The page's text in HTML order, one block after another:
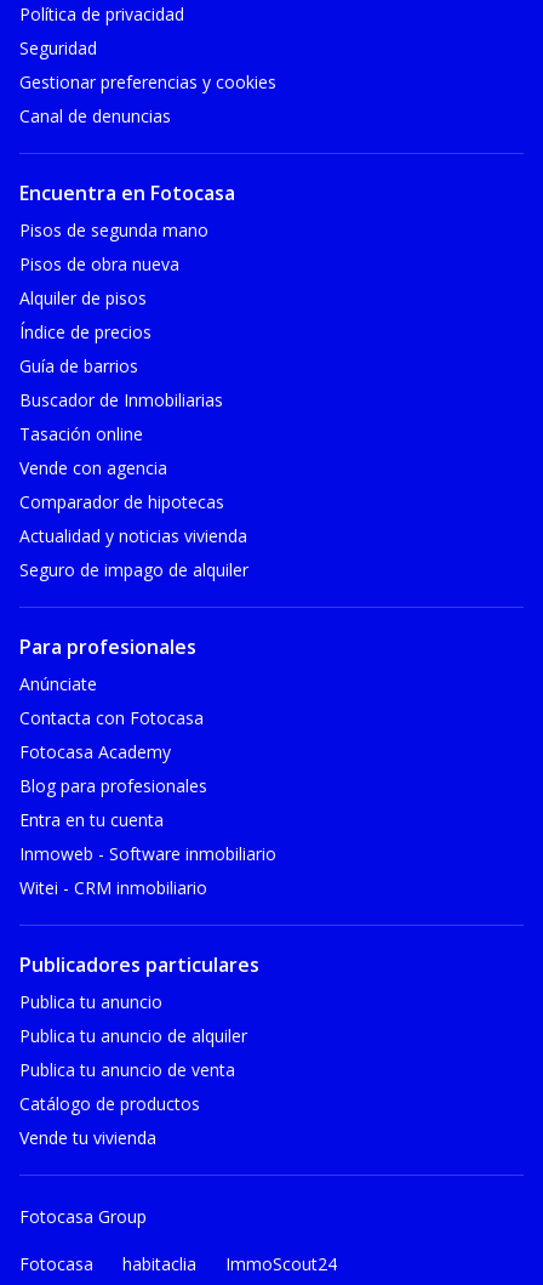
Política de privacidad
Seguridad
Gestionar preferencias y cookies
Canal de denuncias
Encuentra en Fotocasa
Pisos de segunda mano
Pisos de obra nueva
Alquiler de pisos
Índice de precios
Guía de barrios
Buscador de Inmobiliarias
Tasación online
Vende con agencia
Comparador de hipotecas
Actualidad y noticias vivienda
Seguro de impago de alquiler
Para profesionales
Anúnciate
Contacta con Fotocasa
Fotocasa Academy
Blog para profesionales
Entra en tu cuenta
Inmoweb - Software inmobiliario
Witei - CRM inmobiliario
Publicadores particulares
Publica tu anuncio
Publica tu anuncio de alquiler
Publica tu anuncio de venta
Catálogo de productos
Vende tu vivienda
Fotocasa Group
Fotocasa habitaclia ImmoScout24